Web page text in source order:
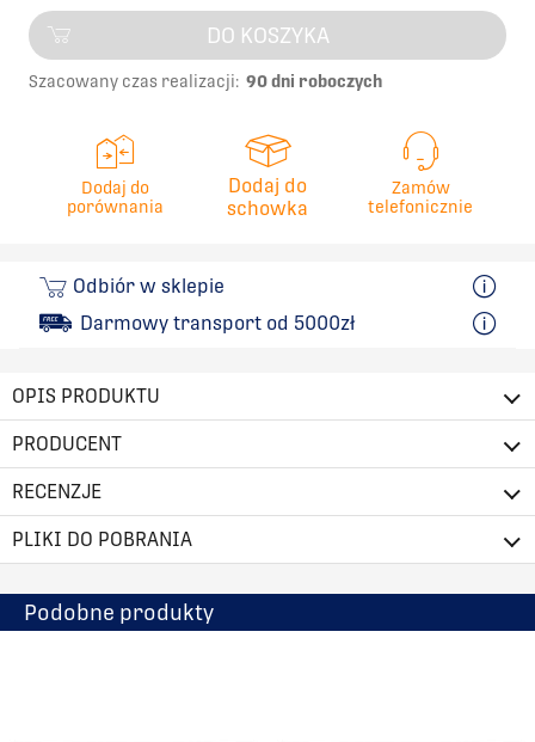
DO KOSZYKA
Szacowany czas realizacji: 90 dni roboczych
Dodaj do
porównania
Dodaj do
schowka
Zamów
telefonicznie
Odbiór w sklepie
Darmowy transport od 5000zł
OPIS PRODUKTU
PRODUCENT
RECENZJE
PLIKI DO POBRANIA
Podobne produkty